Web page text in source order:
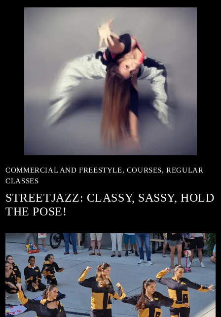
STREETJAZZ: CLASSY, SASSY, HOLD
THE POSE!
COMMERCIAL AND FREESTYLE, COURSES,REGULAR
CLASSES